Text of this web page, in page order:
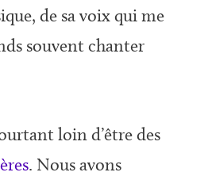
de sa voix qui me
souvent chanter
loin d’être des
. Nous avons